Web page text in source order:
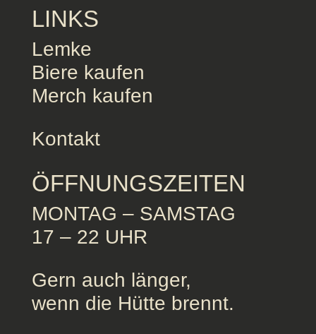
LINKS
Lemke
Biere kaufen
Merch kaufen
Kontakt
ÖFFNUNGSZEITEN
MONTAG – SAMSTAG
17 – 22 UHR
Gern auch länger,
wenn die Hütte brennt.